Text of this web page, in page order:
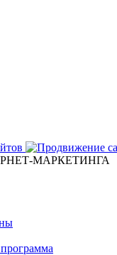
МАРКЕТИНГА